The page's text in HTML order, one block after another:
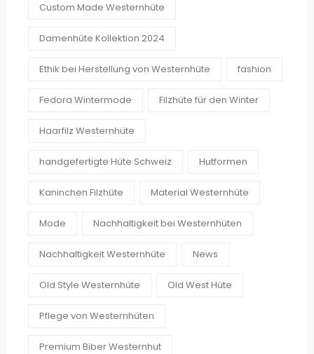
Custom Made Westernhüte
Damenhüte Kollektion 2024
Ethik bei Herstellung von Westernhüte fashion
Fedora Wintermode Filzhüte für den Winter
Haarfilz Westernhüte
handgefertigte Hüte Schweiz Hutformen
Kaninchen Filzhüte Material Westernhüte
Mode Nachhaltigkeit bei Westernhüten
Nachhaltigkeit Westernhüte News
Old Style Westernhüte Old West Hüte
Pflege von Westernhüten
Premium Biber Westernhut